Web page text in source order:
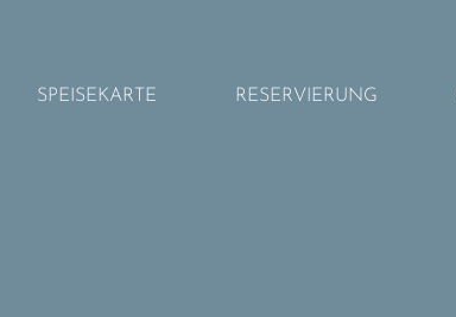
SPEISEKARTE RESERVIERUNG